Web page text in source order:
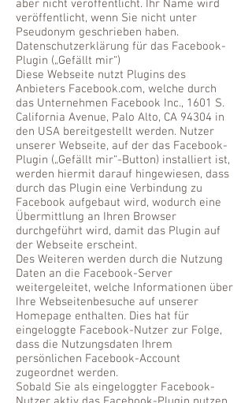
aber nicht veröffentlicht. Ihr Name wird
veröffentlicht, wenn Sie nicht unter
Pseudonym geschrieben haben.
Datenschutzerklärung für das Facebook-
Plugin („Gefällt mir“)
Diese Webseite nutzt Plugins des
Anbieters Facebook.com, welche durch
das Unternehmen Facebook Inc., 1601 S.
California Avenue, Palo Alto, CA 94304 in
den USA bereitgestellt werden. Nutzer
unserer Webseite, auf der das Facebook-
Plugin („Gefällt mir“-Button) installiert ist,
werden hiermit darauf hingewiesen, dass
durch das Plugin eine Verbindung zu
Facebook aufgebaut wird, wodurch eine
Übermittlung an Ihren Browser
durchgeführt wird, damit das Plugin auf
der Webseite erscheint.
Des Weiteren werden durch die Nutzung
Daten an die Facebook-Server
weitergeleitet, welche Informationen über
Ihre Webseitenbesuche auf unserer
Homepage enthalten. Dies hat für
eingeloggte Facebook-Nutzer zur Folge,
dass die Nutzungsdaten Ihrem
persönlichen Facebook-Account
zugeordnet werden.
Sobald Sie als eingeloggter Facebook-